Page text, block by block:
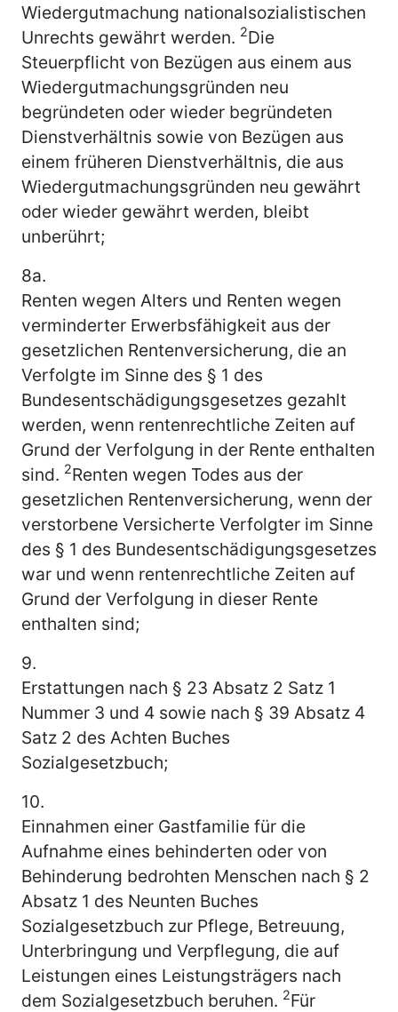
Wiedergutmachung nationalsozialistischen
Unrechts gewährt werden. 2Die
Steuerpflicht von Bezügen aus einem aus
Wiedergutmachungsgründen neu
begründeten oder wieder begründeten
Dienstverhältnis sowie von Bezügen aus
einem früheren Dienstverhältnis, die aus
Wiedergutmachungsgründen neu gewährt
oder wieder gewährt werden, bleibt
unberührt;
8a.
Renten wegen Alters und Renten wegen
verminderter Erwerbsfähigkeit aus der
gesetzlichen Rentenversicherung, die an
Verfolgte im Sinne des § 1 des
Bundesentschädigungsgesetzes gezahlt
werden, wenn rentenrechtliche Zeiten auf
Grund der Verfolgung in der Rente enthalten
sind. 2Renten wegen Todes aus der
gesetzlichen Rentenversicherung, wenn der
verstorbene Versicherte Verfolgter im Sinne
des § 1 des Bundesentschädigungsgesetzes
war und wenn rentenrechtliche Zeiten auf
Grund der Verfolgung in dieser Rente
enthalten sind;
9.
Erstattungen nach § 23 Absatz 2 Satz 1
Nummer 3 und 4 sowie nach § 39 Absatz 4
Satz 2 des Achten Buches
Sozialgesetzbuch;
10.
Einnahmen einer Gastfamilie für die
Aufnahme eines behinderten oder von
Behinderung bedrohten Menschen nach § 2
Absatz 1 des Neunten Buches
Sozialgesetzbuch zur Pflege, Betreuung,
Unterbringung und Verpflegung, die auf
Leistungen eines Leistungsträgers nach
dem Sozialgesetzbuch beruhen. 2Für